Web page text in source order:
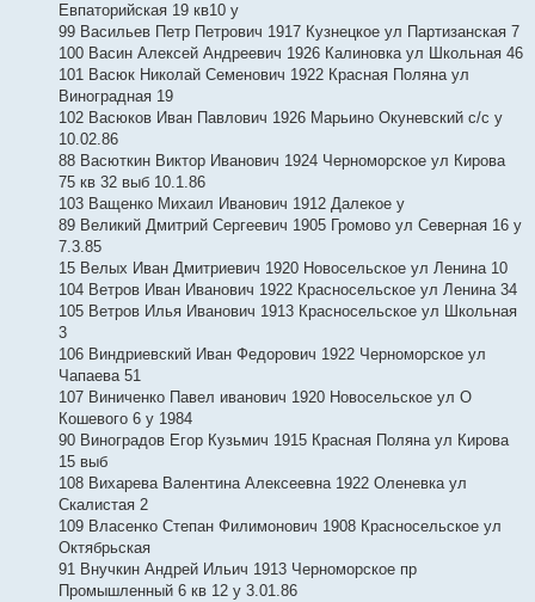
Евпаторийская 19 кв10 у
99 Васильев Петр Петрович 1917 Кузнецкое ул Партизанская 7
100 Васин Алексей Андреевич 1926 Калиновка ул Школьная 46
101 Васюк Николай Семенович 1922 Красная Поляна ул
Виноградная 19
102 Васюков Иван Павлович 1926 Марьино Окуневский с/с у
10.02.86
88 Васюткин Виктор Иванович 1924 Черноморское ул Кирова
75 кв 32 выб 10.1.86
103 Ващенко Михаил Иванович 1912 Далекое у
89 Великий Дмитрий Сергеевич 1905 Громово ул Северная 16 у
7.3.85
15 Велых Иван Дмитриевич 1920 Новосельское ул Ленина 10
104 Ветров Иван Иванович 1922 Красносельское ул Ленина 34
105 Ветров Илья Иванович 1913 Красносельское ул Школьная
3
106 Виндриевский Иван Федорович 1922 Черноморское ул
Чапаева 51
107 Виниченко Павел иванович 1920 Новосельское ул О
Кошевого 6 у 1984
90 Виноградов Егор Кузьмич 1915 Красная Поляна ул Кирова
15 выб
108 Вихарева Валентина Алексеевна 1922 Оленевка ул
Скалистая 2
109 Власенко Степан Филимонович 1908 Красносельское ул
Октябрьская
91 Внучкин Андрей Ильич 1913 Черноморское пр
Промышленный 6 кв 12 у 3.01.86